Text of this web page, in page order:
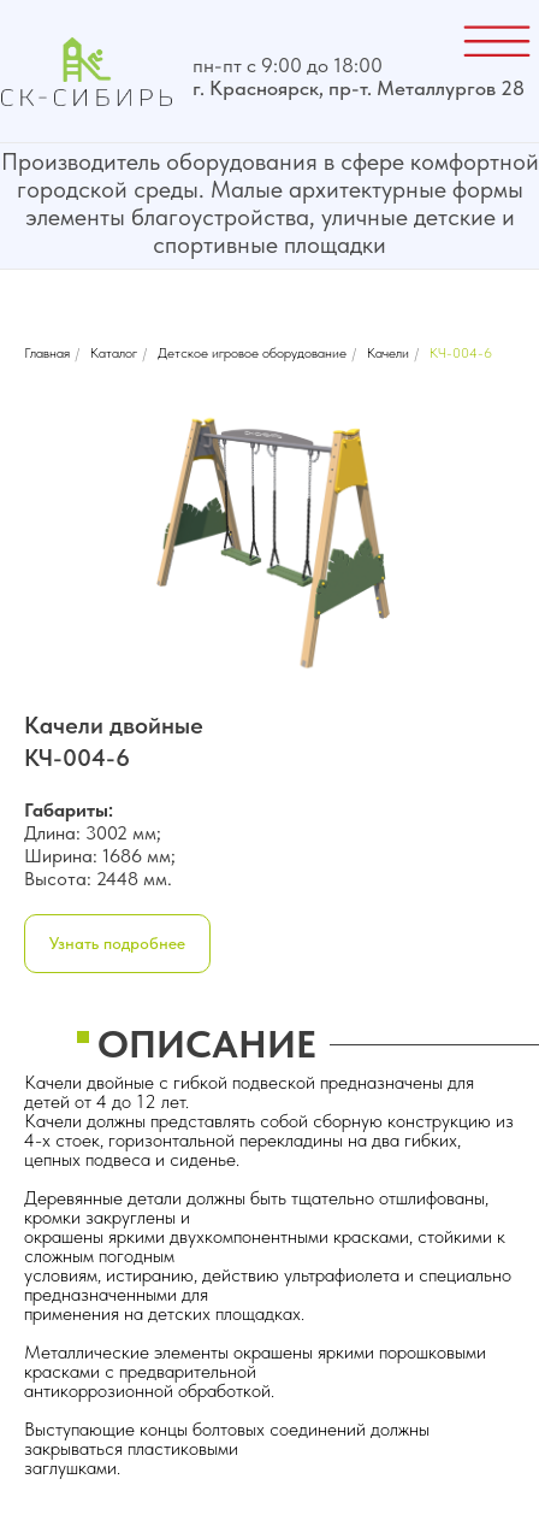
элементы благоустройства, уличные детские и
спортивные площадки
г. Красноярск, пр-т. Металлургов 28
Главная / Каталог / Детское игровое оборудование / Качели / КЧ-004-6
Качели двойные
КЧ-004-6
Габариты:
Длина: 3002 мм;
Ширина: 1686 мм;
Высота: 2448 мм.
Узнать подробнее
ОПИСАНИЕ
Качели двойные с гибкой подвеской предназначены для
детей от 4 до 12 лет.
Качели должны представлять собой сборную конструкцию из
4-х стоек, горизонтальной перекладины на два гибких,
цепных подвеса и сиденье.
Деревянные детали должны быть тщательно отшлифованы,
кромки закруглены и
окрашены яркими двухкомпонентными красками, стойкими к
сложным погодным
условиям, истиранию, действию ультрафиолета и специально
предназначенными для
применения на детских площадках.
Металлические элементы окрашены яркими порошковыми
красками с предварительной
антикоррозионной обработкой.
Выступающие концы болтовых соединений должны
закрываться пластиковыми
заглушками.